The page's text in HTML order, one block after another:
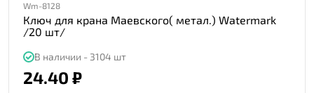
Wm-8128
Ключ для крана Маевского( метал.) Watermark
/20 шт/
В наличии - 3104 шт
24.40 ₽